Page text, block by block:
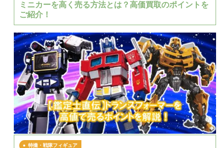
ミニカーを高く売る方法とは？高価買取のポイントを
ご紹介！
特撮・戦隊フィギュア